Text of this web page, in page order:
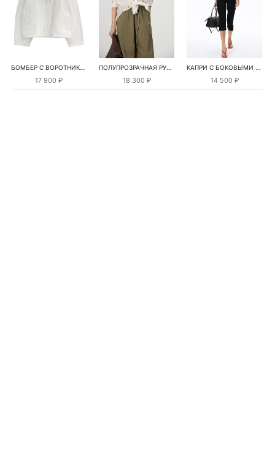
БОМБЕР С ВОРОТНИКОМ-СТОЙКОЙ
17 900 ₽
ПОЛУПРОЗРАЧНАЯ РУБАШКА С РОМАШКАМИ
18 300 ₽
КАПРИ С БОКОВЫМИ РАЗРЕЗАМИ
14 500 ₽